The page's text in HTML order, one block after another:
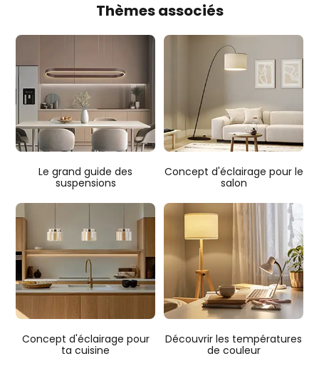
Thèmes associés
Le grand guide des
suspensions
Concept d'éclairage pour le
salon
Concept d'éclairage pour
ta cuisine
Découvrir les températures
de couleur